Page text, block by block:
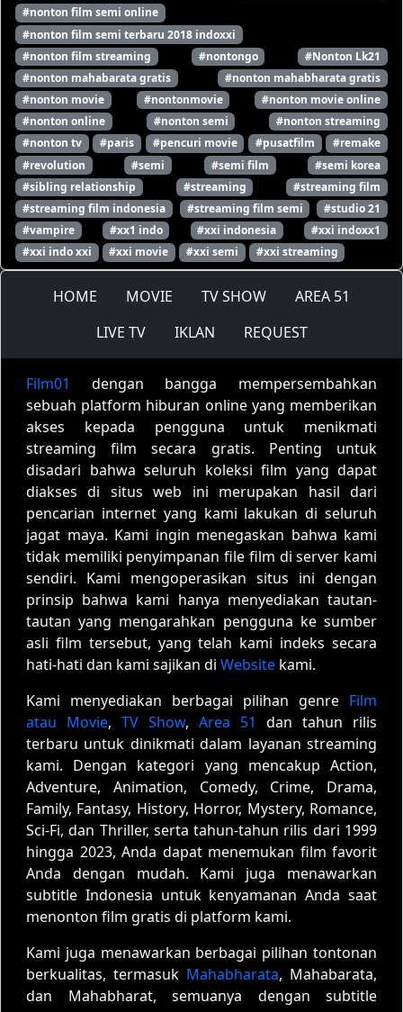
#nonton film semi online
#nonton film semi terbaru 2018 indoxxi
#nonton film streaming
#nontongo
#Nonton Lk21
#nonton mahabarata gratis
#nonton mahabharata gratis
#nonton movie
#nontonmovie
#nonton movie online
#nonton online
#nonton semi
#nonton streaming
#nonton tv
#paris #pencuri movie #pusatfilm
#remake
#revolution
#semi #semi film
#semi korea
#sibling relationship
#streaming
#streaming film
#streaming film indonesia
#streaming film semi
#studio 21
#vampire
#xx1 indo #xxi indonesia
#xxi indoxx1
#xxi indo xxi
#xxi movie #xxi semi #xxi streaming
HOME MOVIE TV SHOW
AREA 51
LIVE TV
IKLAN REQUEST
Film01
dengan bangga mempersembahkan
sebuah platform hiburan online yang memberikan
akses kepada pengguna untuk menikmati
streaming film secara gratis. Penting untuk
disadari bahwa seluruh koleksi film yang dapat
diakses di situs web ini merupakan hasil dari
pencarian internet yang kami lakukan di seluruh
jagat maya. Kami ingin menegaskan bahwa kami
tidak memiliki penyimpanan file film di server kami
sendiri. Kami mengoperasikan situs ini dengan
prinsip bahwa kami hanya menyediakan tautan-
tautan yang mengarahkan pengguna ke sumber
asli film tersebut, yang telah kami indeks secara
hati-hati dan kami sajikan di Website kami.
Kami menyediakan berbagai pilihan genre Film
atau Movie, TV Show, Area 51
dan tahun rilis
terbaru untuk dinikmati dalam layanan streaming
kami. Dengan kategori yang mencakup Action,
Adventure, Animation, Comedy, Crime, Drama,
Family, Fantasy, History, Horror, Mystery, Romance,
Sci-Fi, dan Thriller, serta tahun-tahun rilis dari 1999
hingga 2023, Anda dapat menemukan film favorit
Anda dengan mudah. Kami juga menawarkan
subtitle Indonesia untuk kenyamanan Anda saat
menonton film gratis di platform kami.
Kami juga menawarkan berbagai pilihan tontonan
berkualitas, termasuk Mahabharata, Mahabarata,
dan Mahabharat, semuanya dengan subtitle